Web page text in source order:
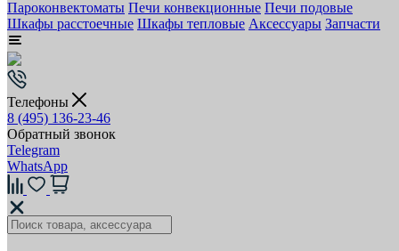
Пароконвектоматы Печи конвекционные Печи подовые
Шкафы расстоечные Шкафы тепловые Аксессуары Запчасти
Телефоны
8 (495) 136-23-46
Обратный звонок
Telegram
WhatsApp